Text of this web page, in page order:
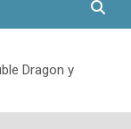
Dragon y